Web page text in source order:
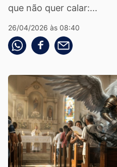
que não quer calar:...
26/04/2026 às 08:40
Compartilhe pelo whatsapp
Compartilhar no facebook
Compartilhe pelo